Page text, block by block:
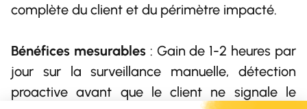
complète du client et du périmètre impacté.
Bénéfices mesurables: Gain de 1-2 heures par
jour sur la surveillance manuelle, détection
proactive avant que le client ne signale le